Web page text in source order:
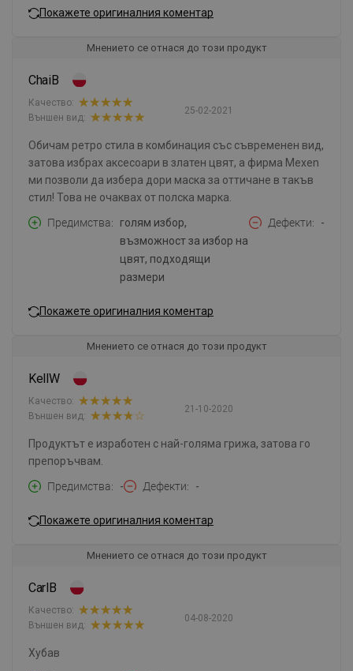
Покажете оригиналния коментар
Мнението се отнася до този продукт
ChaiB
25-02-2021
Качество:
Външен вид:
Обичам ретро стила в комбинация със съвременен вид,
затова избрах аксесоари в златен цвят, а фирма Mexen
ми позволи да избера дори маска за оттичане в такъв
стил! Това не очаквах от полска марка.
Предимства
голям избор,
възможност за избор на
цвят, подходящи
размери
Дефекти -
Покажете оригиналния коментар
Мнението се отнася до този продукт
KellW
21-10-2020
Качество:
Външен вид:
Продуктът е изработен с най-голяма грижа, затова го
препоръчвам.
Предимства
- Дефекти -
Покажете оригиналния коментар
Мнението се отнася до този продукт
CarlB
04-08-2020
Качество:
Външен вид:
Хубав